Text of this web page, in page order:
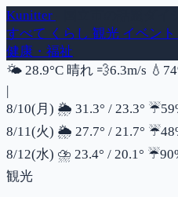
Kunitter
すべて くらし 観光 イベント
健康・福祉
🌤️ 28.9°C 晴れ 💨風速
6.3m/s 💧
|
8/10(月) 🌦️ 31.3° / 23.3° ☔降
8/11(火) 🌦️ 27.7° / 21.7° ☔降
8/12(水) ⛈️ 23.4° / 20.1° ☔降
観光